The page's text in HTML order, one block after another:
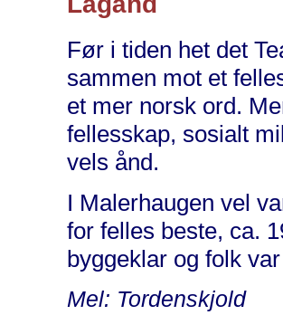
Før i tiden het det
sammen mot et
et mer norsk ord.
fellesskap, sosialt
vels ånd.
I Malerhaugen vel
for felles beste, ca.
byggeklar og folk
Mel: Tordenskjold